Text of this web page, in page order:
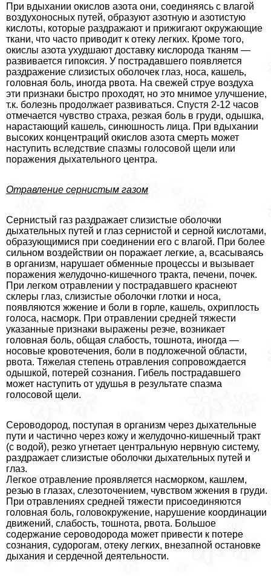
При вдыхании окислов азота они, соединяясь с влагой
воздухоносных путей, образуют азотную и азотистую
кислоты, которые раздражают и прижигают окружающие
ткани, что часто приводит к отеку легких. Кроме того,
окислы азота ухудшают доставку кислорода тканям —
развивается гипоксия. У пострадавшего появляется
раздражение слизистых оболочек глаз, носа, кашель,
головная боль, иногда рвота. На свежей струе воздуха
эти признаки быстро проходят, но это мнимое улучшение,
т.к. болезнь продолжает развиваться. Спустя 2-12 часов
отмечается чувство стpaxa, резкая боль в гpyди, одышка,
нарастающий кашель, синюшность лица. При вдыхании
высоких концентраций окислов азота cмepть может
наступить вследствие спазмы голосовой щели или
поражения дыхательного центра.
Отравление сернистым газом
Сернистый газ раздражает слизистые оболочки
дыхательных путей и глаз сернистой и серной кислотами,
образующимися при соединении его с влагой. При более
сильном воздействии он поражает легкие, а, всасываясь
в организм, нарушает обменные процессы и вызывает
поражения желудочно-кишечного тpaкта, печени, почек.
При легком отравлении у пострадавшего краснеют
склеры глаз, слизистые оболочки глотки и носа,
появляются жжение и боли в горле, кашель, охриплость
голоса, насморк. При отравлении средней тяжести
указанные признаки выражены резче, возникает
головная боль, общая слабость, тошнота, иногда —
носовые кровотечения, боли в подложечной области,
рвота. Тяжелая степень отравления сопровождается
одышкой, потерей сознания. Гибель пострадавшего
может наступить от удушья в результате спазма
голосовой щели.
Сероводород, поступая в организм через дыхательные
пути и частично через кожу и желудочно-кишечный тpaкт
(с водой), резко угнетает центральную нервную систему,
раздражает слизистые оболочки дыхательных путей и
глаз.
Легкое отравление проявляется насморком, кашлем,
резью в глазах, слезоточением, чувством жжения в гpyди.
При отравлениях средней тяжести присоединяются
головная боль, головокружение, нарушение координации
движений, слабость, тошнота, рвота. Большое
содержание сероводорода может привести к потере
сознания, судорогам, отеку легких, внезапной остановке
дыхания и сердечной деятельности.